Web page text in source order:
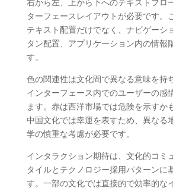
右から左、上から下へのテキストフロ
ターフェースレイアウトが必要です。
テキスト配置だけでなく、ナビゲーシ
タン配置、アプリケーション内の情報
す。
色の関連性は文化間で異なる意味を持
インターフェース内でのユーザーの感
ます。赤は西洋市場では危険を示すか
中国文化では幸運を表すため、異なる
学の慎重な考慮が必要です。
インタラクション期待は、文化的コミ
タイルとテクノロジー採用パターンに
す。一部の文化では直接的で効率的な